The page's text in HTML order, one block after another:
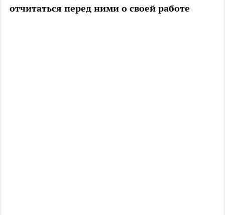
отчитаться перед ними о своей работе